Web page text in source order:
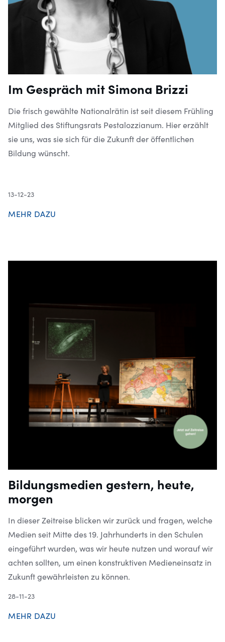
Im Gespräch mit Simona Brizzi
Die frisch gewählte Nationalrätin ist seit diesem Frühling
Mitglied des Stiftungsrats Pestalozzianum. Hier erzählt
sie uns, was sie sich für die Zukunft der öffentlichen
Bildung wünscht.
13-12-23
MEHR DAZU
Bildungsmedien gestern, heute,
morgen
In dieser Zeitreise blicken wir zurück und fragen, welche
Medien seit Mitte des 19. Jahrhunderts in den Schulen
eingeführt wurden, was wir heute nutzen und worauf wir
achten sollten, um einen konstruktiven Medieneinsatz in
Zukunft gewährleisten zu können.
28-11-23
MEHR DAZU